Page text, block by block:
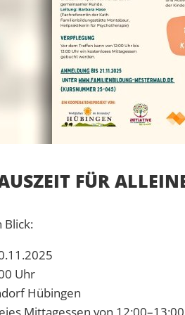
FÜR
Blick:
Uhr
Hübingen